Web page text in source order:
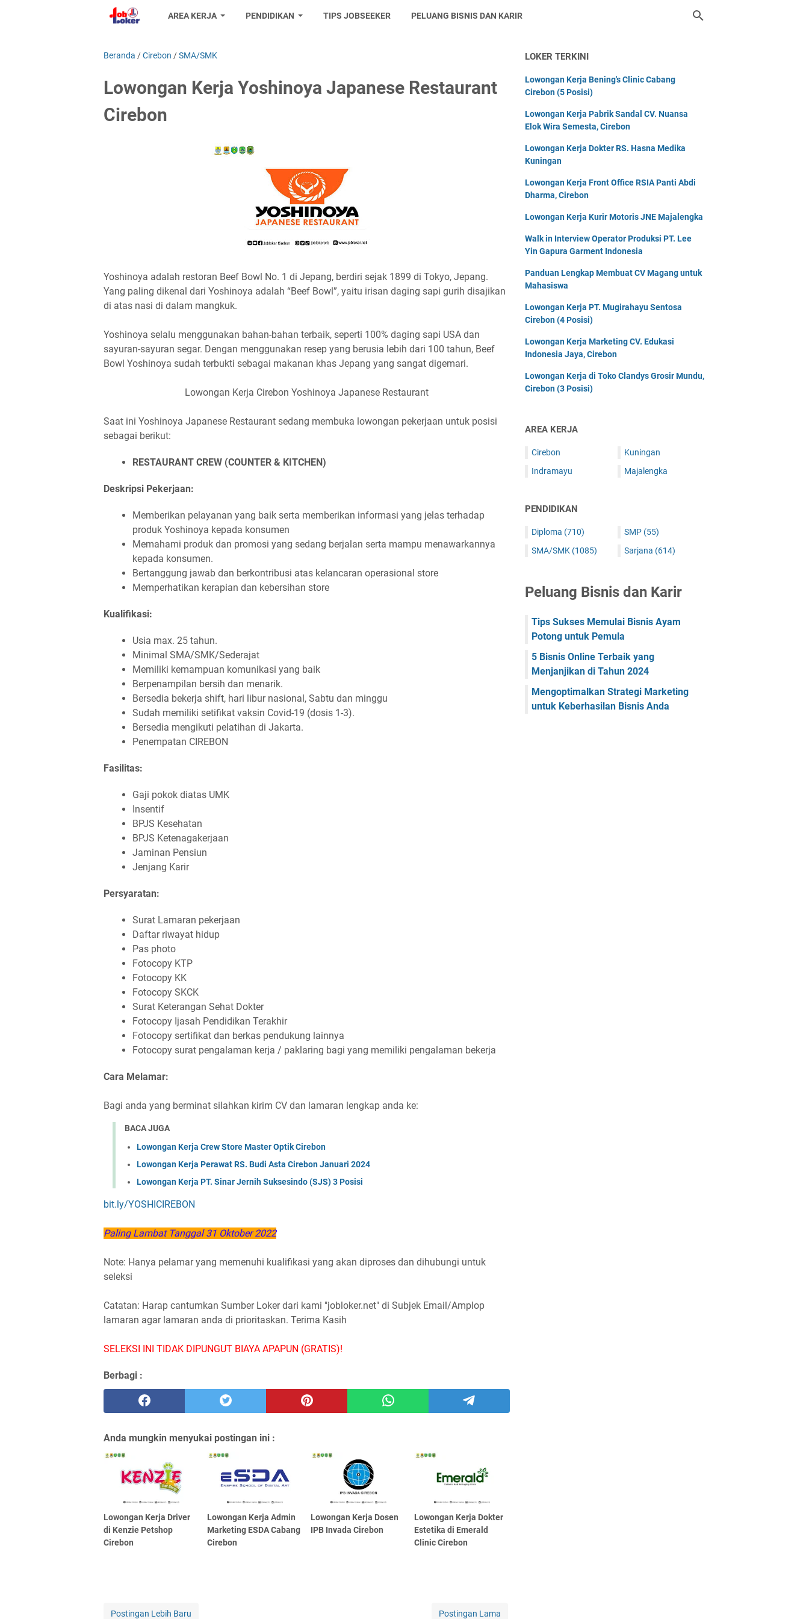
AREA KERJA PENDIDIKAN TIPS JOBSEEKER PELUANG BISNIS DAN KARIR
Beranda /Cirebon /SMA/SMK
Lowongan Kerja Yoshinoya Japanese Restaurant
Cirebon
Yoshinoya adalah restoran Beef Bowl No. 1 di Jepang, berdiri sejak 1899 di Tokyo, Jepang.
Yang paling dikenal dari Yoshinoya adalah “Beef Bowl”, yaitu irisan daging sapi gurih disajikan
di atas nasi di dalam mangkuk.
Yoshinoya selalu menggunakan bahan-bahan terbaik, seperti 100% daging sapi USA dan
sayuran-sayuran segar. Dengan menggunakan resep yang berusia lebih dari 100 tahun, Beef
Bowl Yoshinoya sudah terbukti sebagai makanan khas Jepang yang sangat digemari.
Lowongan Kerja Cirebon Yoshinoya Japanese Restaurant
Saat ini Yoshinoya Japanese Restaurant sedang membuka lowongan pekerjaan untuk posisi
sebagai berikut:
RESTAURANT CREW (COUNTER & KITCHEN)
Deskripsi Pekerjaan:
Memberikan pelayanan yang baik serta memberikan informasi yang jelas terhadap
produk Yoshinoya kepada konsumen
Memahami produk dan promosi yang sedang berjalan serta mampu menawarkannya
kepada konsumen.
Bertanggung jawab dan berkontribusi atas kelancaran operasional store
Memperhatikan kerapian dan kebersihan store
Kualifikasi:
Usia max. 25 tahun.
Minimal SMA/SMK/Sederajat
Memiliki kemampuan komunikasi yang baik
Berpenampilan bersih dan menarik.
Bersedia bekerja shift, hari libur nasional, Sabtu dan minggu
Sudah memiliki setifikat vaksin Covid-19 (dosis 1-3).
Bersedia mengikuti pelatihan di Jakarta.
Penempatan CIREBON
Fasilitas:
Gaji pokok diatas UMK
Insentif
BPJS Kesehatan
BPJS Ketenagakerjaan
Jaminan Pensiun
Jenjang Karir
Persyaratan:
Surat Lamaran pekerjaan
Daftar riwayat hidup
Pas photo
Fotocopy KTP
Fotocopy KK
Fotocopy SKCK
Surat Keterangan Sehat Dokter
Fotocopy Ijasah Pendidikan Terakhir
Fotocopy sertifikat dan berkas pendukung lainnya
Fotocopy surat pengalaman kerja / paklaring bagi yang memiliki pengalaman bekerja
Cara Melamar:
Bagi anda yang berminat silahkan kirim CV dan lamaran lengkap anda ke:
BACA JUGA
Lowongan Kerja Crew Store Master Optik Cirebon
Lowongan Kerja Perawat RS. Budi Asta Cirebon Januari 2024
Lowongan Kerja PT. Sinar Jernih Suksesindo (SJS) 3 Posisi
bit.ly/YOSHICIREBON
Paling Lambat Tanggal 31 Oktober 2022
Note: Hanya pelamar yang memenuhi kualifikasi yang akan diproses dan dihubungi untuk
seleksi
Catatan: Harap cantumkan Sumber Loker dari kami "jobloker.net" di Subjek Email/Amplop
lamaran agar lamaran anda di prioritaskan. Terima Kasih
SELEKSI INI TIDAK DIPUNGUT BIAYA APAPUN (GRATIS)!
Berbagi :
Anda mungkin menyukai postingan ini :
Lowongan Kerja Driver
di Kenzie Petshop
Cirebon
Lowongan Kerja Admin
Marketing ESDA Cabang
Cirebon
Lowongan Kerja Dosen
IPB Invada Cirebon
Lowongan Kerja Dokter
Estetika di Emerald
Clinic Cirebon
Postingan Lebih Baru Postingan Lama
LOKER TERKINI
Lowongan Kerja Bening's Clinic Cabang
Cirebon (5 Posisi)
Lowongan Kerja Pabrik Sandal CV. Nuansa
Elok Wira Semesta, Cirebon
Lowongan Kerja Dokter RS. Hasna Medika
Kuningan
Lowongan Kerja Front Office RSIA Panti Abdi
Dharma, Cirebon
Lowongan Kerja Kurir Motoris JNE Majalengka
Walk in Interview Operator Produksi PT. Lee
Yin Gapura Garment Indonesia
Panduan Lengkap Membuat CV Magang untuk
Mahasiswa
Lowongan Kerja PT. Mugirahayu Sentosa
Cirebon (4 Posisi)
Lowongan Kerja Marketing CV. Edukasi
Indonesia Jaya, Cirebon
Lowongan Kerja di Toko Clandys Grosir Mundu,
Cirebon (3 Posisi)
AREA KERJA
Cirebon
Indramayu
Kuningan
Majalengka
PENDIDIKAN
Diploma (710)
SMA/SMK (1085)
SMP (55)
Sarjana (614)
Peluang Bisnis dan Karir
Tips Sukses Memulai Bisnis Ayam
Potong untuk Pemula
5 Bisnis Online Terbaik yang
Menjanjikan di Tahun 2024
Mengoptimalkan Strategi Marketing
untuk Keberhasilan Bisnis Anda